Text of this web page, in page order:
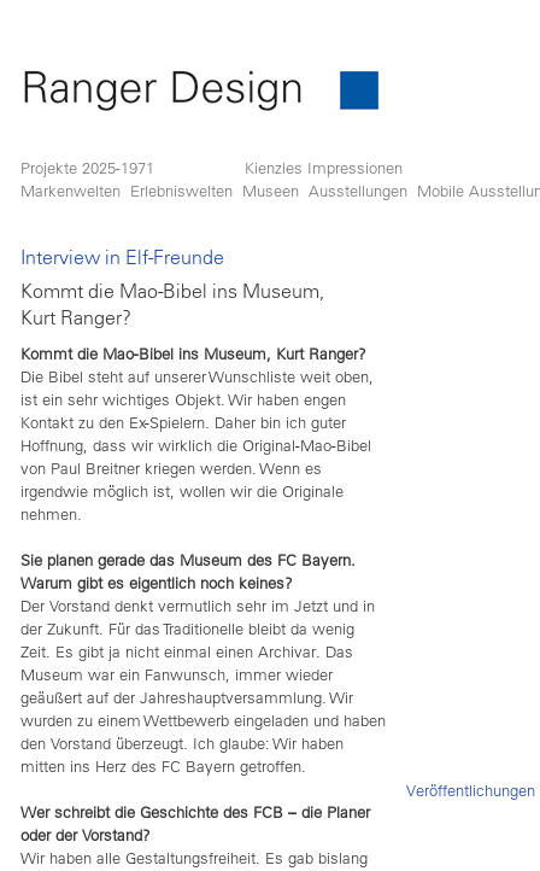
Projekte 2025-1971
Kienzles Impressionen
Markenwelten Erlebniswelten Museen Ausstellungen Mobile
Interview in Elf-Freunde
Kommt die Mao-Bibel ins Museum,
Kurt Ranger?
Kommt die Mao-Bibel ins Museum, Kurt Ranger?
Die Bibel steht auf unserer Wunschliste weit oben,
ist ein sehr wichtiges Objekt. Wir haben engen
Kontakt zu den Ex-Spielern. Daher bin ich guter
Hoffnung, dass wir wirklich die Original-Mao-Bibel
von Paul Breitner kriegen werden. Wenn es
irgendwie möglich ist, wollen wir die Originale
nehmen.
Sie planen gerade das Museum des FC Bayern.
Warum gibt es eigentlich noch keines?
Der Vorstand denkt vermutlich sehr im Jetzt und in
der Zukunft. Für das Traditionelle bleibt da wenig
Zeit. Es gibt ja nicht einmal einen Archivar. Das
Museum war ein Fanwunsch, immer wieder
geäußert auf der Jahreshauptversammlung. Wir
wurden zu einem Wettbewerb eingeladen und haben
den Vorstand überzeugt. Ich glaube: Wir haben
mitten ins Herz des FC Bayern getroffen.
Wer schreibt die Geschichte des FCB – die Planer
oder der Vorstand?
Wir haben alle Gestaltungsfreiheit. Es gab bislang
Veröffentlichungen